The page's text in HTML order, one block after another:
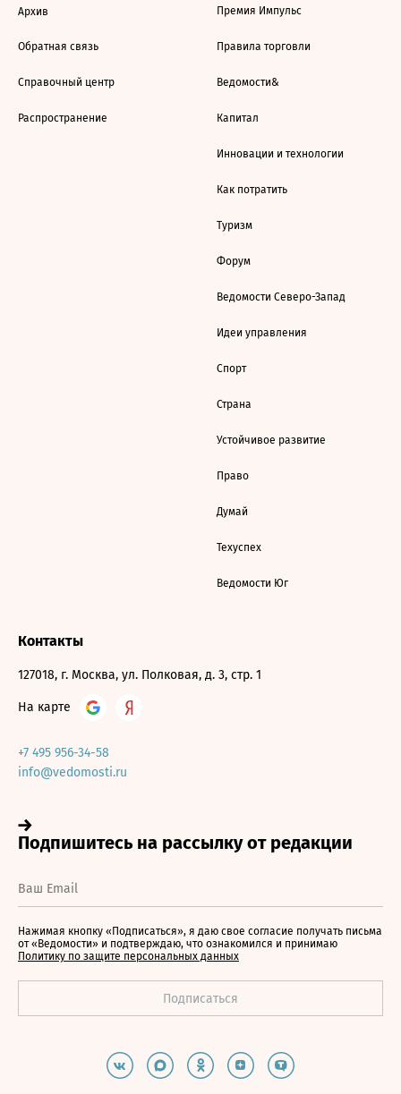
Архив
Обратная связь
Справочный центр
Распространение
Премия Импульс
Правила торговли
Ведомости&
Капитал
Инновации и технологии
Как потратить
Туризм
Форум
Ведомости Северо-Запад
Идеи управления
Спорт
Страна
Устойчивое развитие
Право
Думай
Техуспех
Ведомости Юг
Контакты
127018, г. Москва, ул. Полковая, д. 3, стр. 1
На карте
+7 495 956-34-58
info@vedomosti.ru
Нажимая кнопку «Подписаться», я даю свое согласие получать письма
от «Ведомости» и подтверждаю, что ознакомился и принимаю
Политику по защите персональных данных